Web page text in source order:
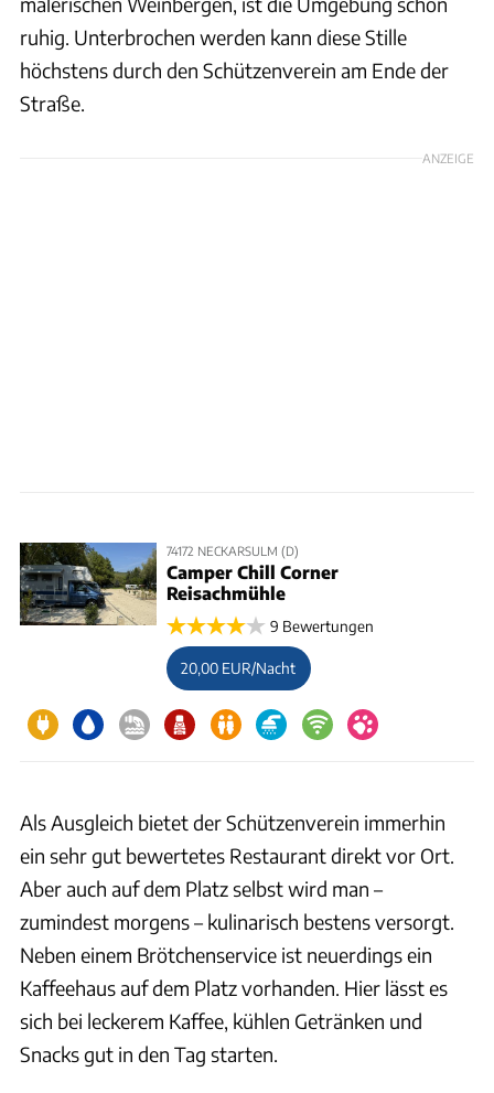
ruhig. Unterbrochen werden kann diese Stille
höchstens durch den Schützenverein am Ende der
Straße.
ANZEIGE
74172 NECKARSULM (D)
Camper Chill Corner
Reisachmühle
9 Bewertungen
20,00 EUR/Nacht
Als Ausgleich bietet der Schützenverein immerhin
ein sehr gut bewertetes Restaurant direkt vor Ort.
Aber auch auf dem Platz selbst wird man –
zumindest morgens – kulinarisch bestens versorgt.
Neben einem Brötchenservice ist neuerdings ein
Kaffeehaus auf dem Platz vorhanden. Hier lässt es
sich bei leckerem Kaffee, kühlen Getränken und
Snacks gut in den Tag starten.